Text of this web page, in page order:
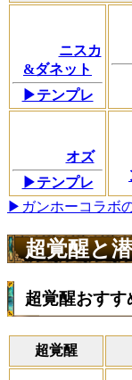
ニスカ
&ダネット
▶テンプレ
オズ
▶テンプレ
▶ガンホーコラボ
超覚醒と
超覚醒おすす
超覚醒